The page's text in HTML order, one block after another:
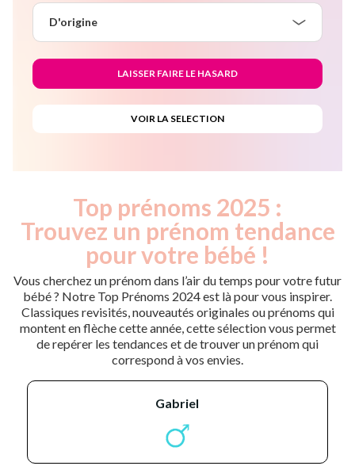
D'origine
Top prénoms 2025 :
Trouvez un prénom tendance
pour votre bébé !
Vous cherchez un prénom dans l’air du temps pour votre futur
bébé ? Notre Top Prénoms 2024 est là pour vous inspirer.
Classiques revisités, nouveautés originales ou prénoms qui
montent en flèche cette année, cette sélection vous permet
de repérer les tendances et de trouver un prénom qui
correspond à vos envies.
gabriel